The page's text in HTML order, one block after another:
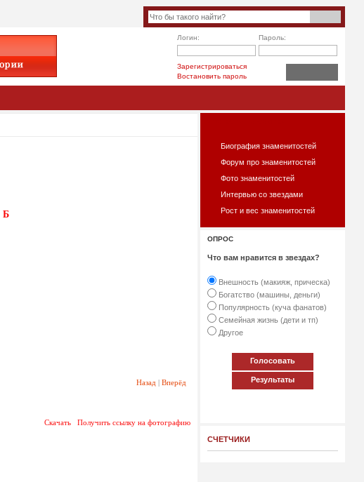
Логин: Пароль:
Зарегистрироваться
Востановить пароль
Б
Назад | Вперёд
Скачать Получить ссылку на фотографию
Биография знаменитостей
Форум про знаменитостей
Фото знаменитостей
Интервью со звездами
Рост и вес знаменитостей
ОПРОС
Что вам нравится в звездах?
Внешность (макияж, прическа)
Богатство (машины, деньги)
Популярность (куча фанатов)
Семейная жизнь (дети и тп)
Другое
Голосовать
Результаты
СЧЕТЧИКИ